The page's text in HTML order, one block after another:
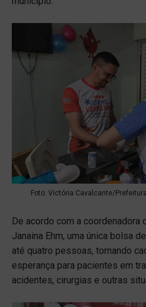
Foto: Victória Cavalcante/
De acordo com a coordenadora
Janaina Ehm, uma única bolsa
até quatro pessoas, tornando
esperança para pacientes em
acidentes, cirurgias e outras